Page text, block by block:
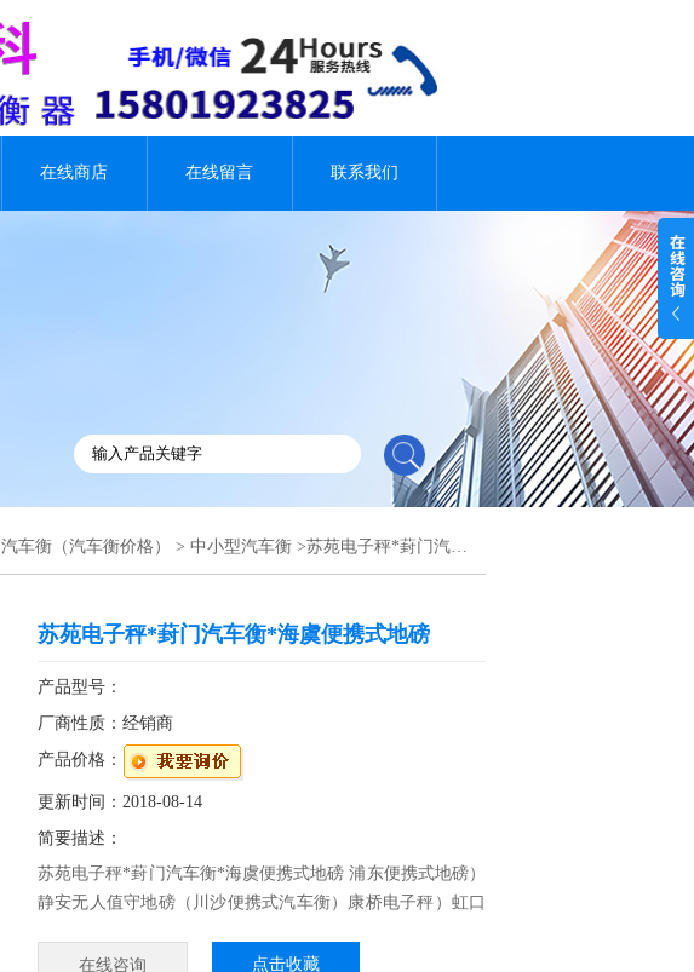
在线商店 在线留言 联系我们
汽车衡（汽车衡价格） > 中小型汽车衡 >苏苑电子秤*葑门汽车衡*海虞便携式地磅
苏苑电子秤*葑门汽车衡*海虞便携式地磅
产品型号：
厂商性质：经销商
产品价格：
更新时间：2018-08-14
简要描述：
苏苑电子秤*葑门汽车衡*海虞便携式地磅 浦东便携式地磅）
静安无人值守地磅（川沙便携式汽车衡）康桥电子秤）虹口
电子秤）古北电子地磅维修仪表显示数值跳变的原因和处理
在线咨询 点击收藏